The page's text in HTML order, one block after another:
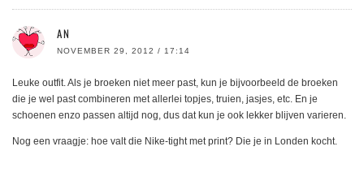
AN
NOVEMBER 29, 2012 / 17:14
Leuke outfit. Als je broeken niet meer past, kun je bijvoorbeeld de broeken
die je wel past combineren met allerlei topjes, truien, jasjes, etc. En je
schoenen enzo passen altijd nog, dus dat kun je ook lekker blijven varieren.
Nog een vraagje: hoe valt die Nike-tight met print? Die je in Londen kocht.